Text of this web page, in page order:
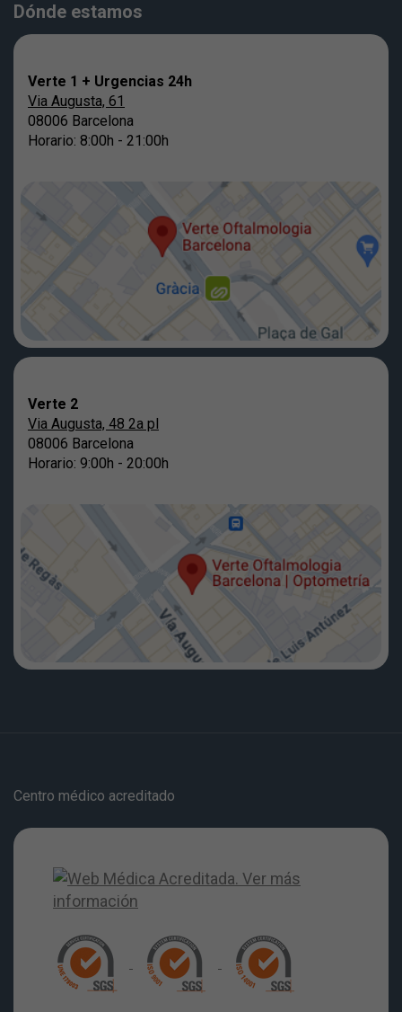
Dónde estamos
Verte 1 + Urgencias 24h
Via Augusta, 61
08006 Barcelona
Horario: 8:00h - 21:00h
Verte 2
Via Augusta, 48 2a pl
08006 Barcelona
Horario: 9:00h - 20:00h
Centro médico acreditado